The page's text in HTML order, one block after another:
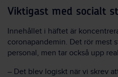
Viktigast med socialt
Innehållet i häftet är
coronapandemin. Det rör mest
personal, men tar också upp
– Det blev logiskt när vi skrev